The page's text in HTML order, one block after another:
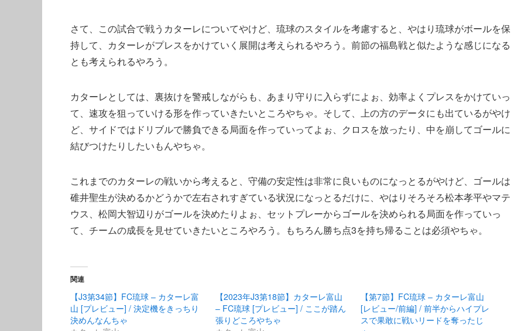
さて、この試合で戦うカターレについてやけど、琉球のスタイルを考慮すると、やはり琉球がボールを保
持して、カターレがプレスをかけていく展開は考えられるやろう。前節の福島戦と似たような感じになる
とも考えられるやろう。
カターレとしては、裏抜けを警戒しながらも、あまり守りに入らずによぉ、効率よくプレスをかけていっ
て、速攻を狙っていける形を作っていきたいところやちゃ。そして、上の方のデータにも出ているがやけ
ど、サイドではドリブルで勝負できる局面を作っていってよぉ、クロスを放ったり、中を崩してゴールに
結びつけたりしたいもんやちゃ。
これまでのカターレの戦いから考えると、守備の安定性は非常に良いものになっとるがやけど、ゴールは
碓井聖生が決めるかどうかで左右されすぎている状況になっとるだけに、やはりそろそろ松本孝平やマテ
ウス、松岡大智辺りがゴールを決めたりよぉ、セットプレーからゴールを決められる局面を作っていっ
て、チームの成長を見せていきたいところやろう。もちろん勝ち点3を持ち帰ることは必須やちゃ。
関連
【J3第34節】FC琉球 – カターレ富
山 [プレビュー] / 決定機をきっちり
決めんなんちゃ
【2023年J3第18節】カターレ富山
– FC琉球 [プレビュー] / ここが踏ん
張りどころやちゃ
【第7節】FC琉球 – カターレ富山
[レビュー/前編] / 前半からハイプレ
スで果敢に戦いリードを奪ったじ